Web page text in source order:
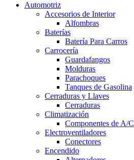
Automotriz
Accesorios de Interior
Alfombras
Baterías
Batería Para Carros
Carrocería
Guardafangos
Molduras
Parachoques
Tanques de Gasolina
Cerraduras y Llaves
Cerraduras
Climatización
Componentes de A/C
Electroventiladores
Conectores
Encendido